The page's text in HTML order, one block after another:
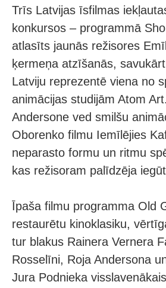
Trīs Latvijas īsfilmas
konkursos – programmā
atlasīts jaunās režisores
ķermeņa atzīšanās,
Latviju reprezentē viena no
animācijas studijām Atom
Andersone ved smilšu
Oborenko filmu Iemīlējies
neparasto formu un ritmu
kas režisoram palīdzēja
Īpaša filmu programma Old
restaurētu kinoklasiku,
tur blakus Rainera Vernera
Rosselīni, Roja Andersona
Jura Podnieka